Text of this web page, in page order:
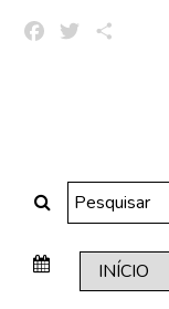
FacebookTwitter